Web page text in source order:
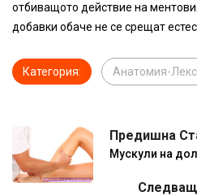
отбиващото действие на
добавки обаче не се срещат
Категория: Анатомия-
Предишна
Мускули на